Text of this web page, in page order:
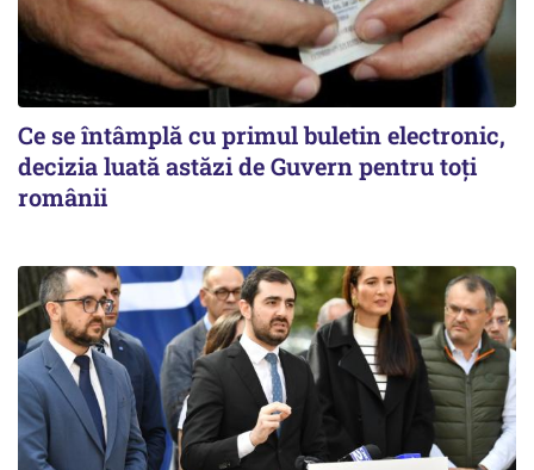
Ce se întâmplă cu primul buletin electronic,
decizia luată astăzi de Guvern pentru toți
românii